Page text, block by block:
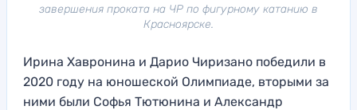
завершения проката на ЧР по фигурному катанию в
Красноярске.
Ирина Хавронина и Дарио Чиризано победили в
2020 году на юношеской Олимпиаде, вторыми за
ними были Софья Тютюнина и Александр